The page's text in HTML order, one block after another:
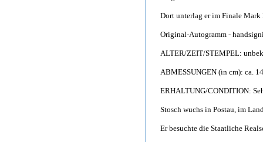
Dort unterlag er im Finale
Original-Autogramm -
ALTER/ZEIT/STEMPEL:
ABMESSUNGEN (in cm): ca.
ERHALTUNG/CONDITION:
Stosch wuchs in Postau, im
Er besuchte die Staatliche